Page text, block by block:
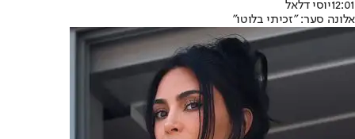
12:01יוסי דלאל
אלונה סער: "זכיתי בלוטו"